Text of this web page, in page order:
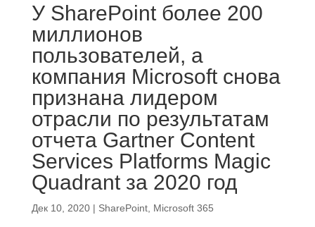
У SharePoint более 200
миллионов
пользователей, а
компания Microsoft снова
признана лидером
отрасли по результатам
отчета Gartner Content
Services Platforms Magic
Quadrant за 2020 год
Дек 10, 2020| SharePoint, Microsoft 365